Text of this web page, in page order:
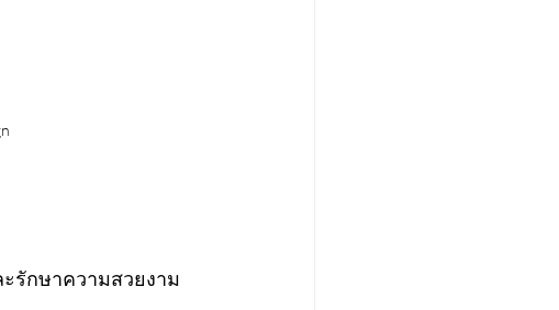
รักษาความสวยงาม